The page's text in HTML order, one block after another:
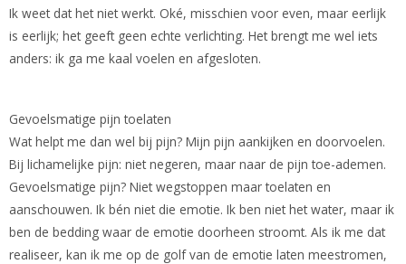
Ik weet dat het niet werkt. Oké, misschien voor even, maar eerlijk
is eerlijk; het geeft geen echte verlichting. Het brengt me wel iets
anders: ik ga me kaal voelen en afgesloten.
Gevoelsmatige pijn toelaten
Wat helpt me dan wel bij pijn? Mijn pijn aankijken en doorvoelen.
Bij lichamelijke pijn: niet negeren, maar naar de pijn toe-ademen.
Gevoelsmatige pijn? Niet wegstoppen maar toelaten en
aanschouwen. Ik bén niet die emotie. Ik ben niet het water, maar ik
ben de bedding waar de emotie doorheen stroomt. Als ik me dat
realiseer, kan ik me op de golf van de emotie laten meestromen,